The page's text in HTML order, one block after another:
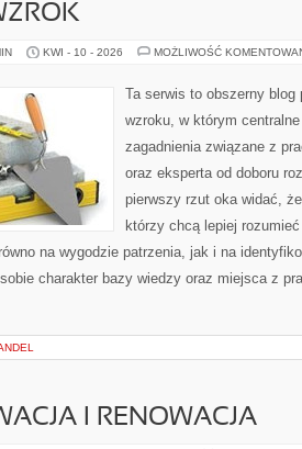
KWI - 10 - 2026 MOŻLIWOŚĆ
Ta serwis to obszerny blog
wzroku, w którym
zagadnienia związane z
oraz eksperta od doboru
pierwszy rzut oka widać,
którzy chcą lepiej
na wygodzie patrzenia, jak i na
charakter bazy wiedzy oraz miejsca z
I RENOWACJA